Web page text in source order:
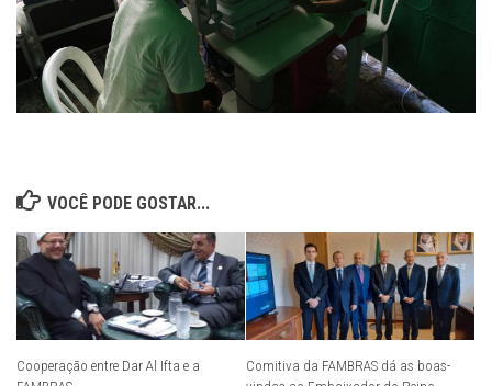
VOCÊ PODE GOSTAR...
Cooperação entre Dar Al Ifta e a
Comitiva da FAMBRAS dá as boas-